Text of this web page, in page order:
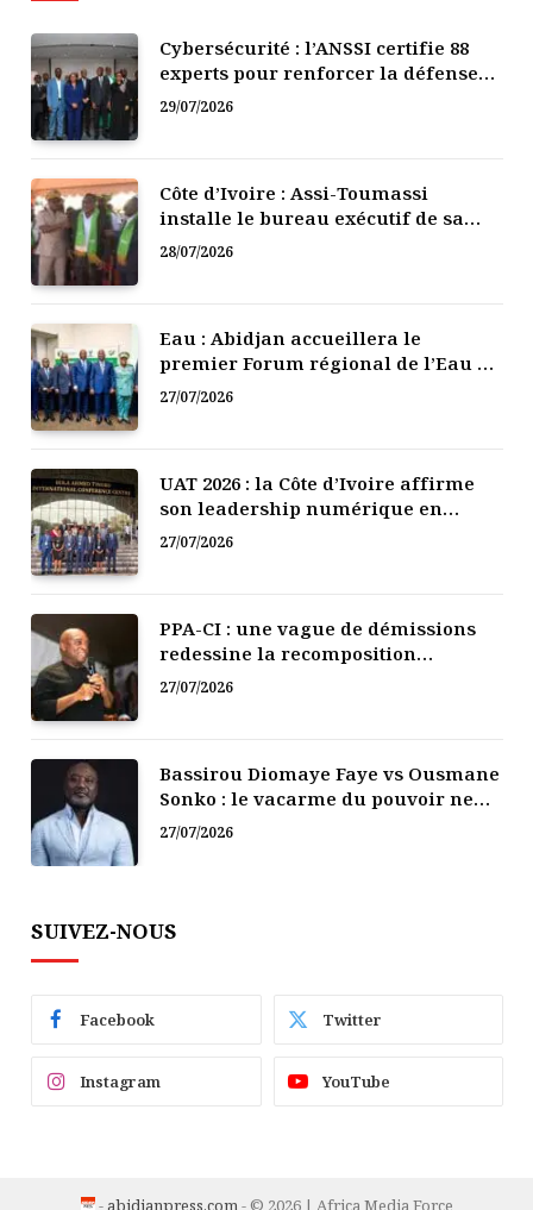
Cybersécurité : l’ANSSI certifie 88
experts pour renforcer la défense
numérique de la Côte d’Ivoire
29/07/2026
Côte d’Ivoire : Assi-Toumassi
installe le bureau exécutif de sa
mutuelle de développement
28/07/2026
Eau : Abidjan accueillera le
premier Forum régional de l’Eau de
l’Afrique de l’Ouest
27/07/2026
UAT 2026 : la Côte d’Ivoire affirme
son leadership numérique en
Afrique
27/07/2026
PPA-CI : une vague de démissions
redessine la recomposition
politique
27/07/2026
Bassirou Diomaye Faye vs Ousmane
Sonko : le vacarme du pouvoir ne
doit pas faire oublier les liens de la
27/07/2026
SUIVEZ-NOUS
Facebook Twitter
Instagram YouTube
- abidjanpress.com - © 2026 | Africa Media Force